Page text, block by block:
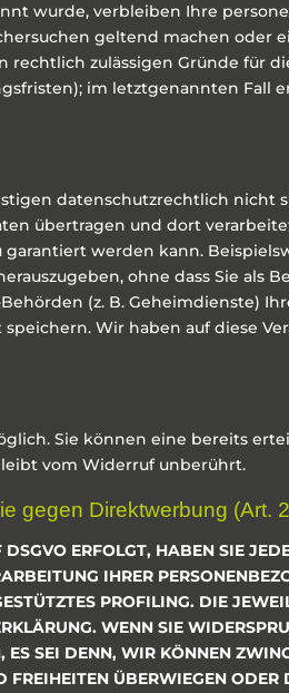
wurde, verbleiben Ihre
geltend machen oder
zulässigen Gründe für
im letztgenannten Fall
datenschutzrechtlich nicht
übertragen und dort
werden kann.
ohne dass Sie als
(z. B. Geheimdienste)
Wir haben auf diese
Sie können eine bereits
vom Widerruf unberührt.
gegen Direktwerbung (Art.
ERFOLGT, HABEN SIE
IHRER
PROFILING. DIE
WENN SIE
SEI DENN, WIR KÖNNEN
FREIHEITEN ÜBERWIEGEN